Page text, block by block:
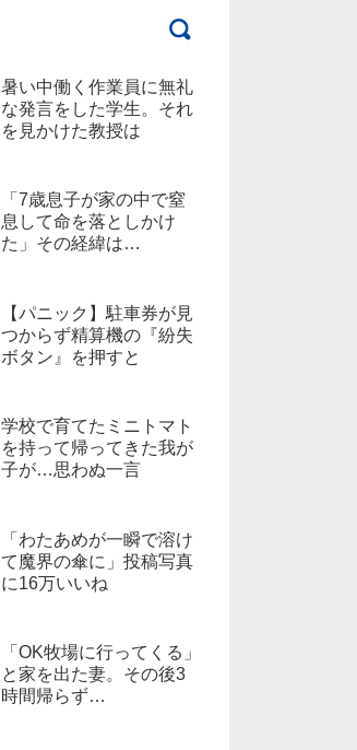
暑い中働く作業員に無礼
な発言をした学生。それ
を見かけた教授は
「7歳息子が家の中で窒
息して命を落としかけ
た」その経緯は…
【パニック】駐車券が見
つからず精算機の『紛失
ボタン』を押すと
学校で育てたミニトマト
を持って帰ってきた我が
子が…思わぬ一言
「わたあめが一瞬で溶け
て魔界の傘に」投稿写真
に16万いいね
「OK牧場に行ってくる」
と家を出た妻。その後3
時間帰らず…